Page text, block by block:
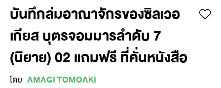
บันทึกล่มอาณาจักรของซิลเวอ
เกียส บุตรจอมมารลำดับ 7
(นิยาย) 02 แถมฟรี ที่คั่นหนังสือ
โดย AMAGI TOMOAKI